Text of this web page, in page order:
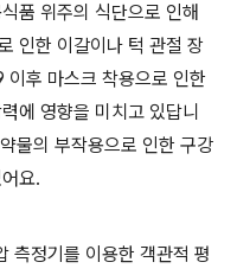
품 위주의 식단으로 인해
인한 이갈이나 턱 관절 장
이후 마스크 착용으로 인한
에 영향을 미치고 있답니
물의 부작용으로 인한 구강
요.
측정기를 이용한 객관적 평